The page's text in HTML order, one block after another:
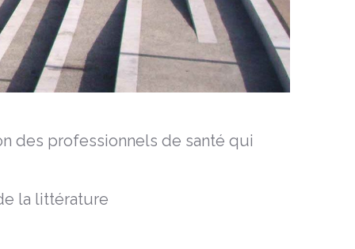
des professionnels de santé qui
la littérature